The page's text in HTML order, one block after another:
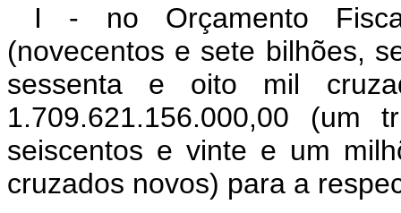
I - no Orçamento
(novecentos e sete bilhões,
sessenta e oito mil
1.709.621.156.000,00 (um
seiscentos e vinte e um
cruzados novos) para a